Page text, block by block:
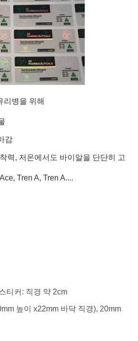
리병을 위해
감
력, 저온에서도 바이알을 단단히 고
Tren A, Tren A....
티커: 직경 약 2cm
높이 x22mm 바닥 직경), 20mm